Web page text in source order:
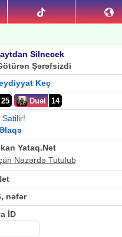
Silnecek
Şərəfsizdi
Keç
25 Duel 14
Satilir!
Yataq.Net
Nəzərdə Tutulub
, nəfər
İD